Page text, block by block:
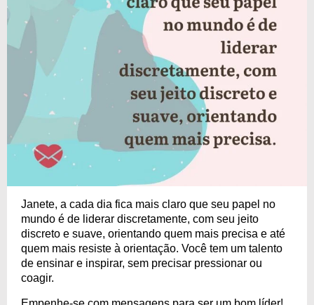
Janete, a cada dia fica mais claro que seu papel no
mundo é de liderar discretamente, com seu jeito
discreto e suave, orientando quem mais precisa e até
quem mais resiste à orientação. Você tem um talento
de ensinar e inspirar, sem precisar pressionar ou
coagir.